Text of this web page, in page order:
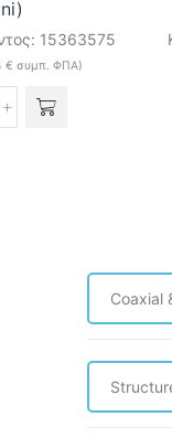
15363575
€ συμπ. ΦΠΑ)
Coaxial